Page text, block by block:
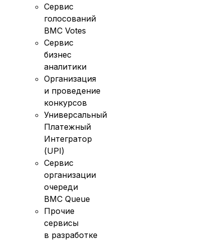
Сервис
голосований
BMC Votes
Сервис
бизнес
аналитики
Организация
и проведение
конкурсов
Универсальный
Платежный
Интегратор
(UPI)
Сервис
организации
очереди
BMC Queue
Прочие
сервисы
в разработке